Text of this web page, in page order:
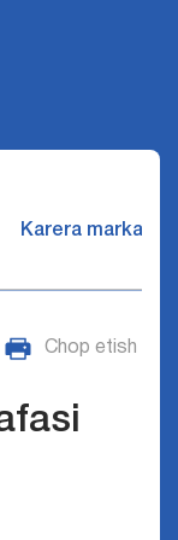
Karera markazi
Chop etish